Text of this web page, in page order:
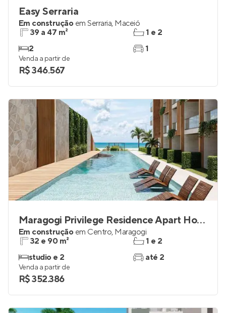
Easy Serraria
Em construção em Serraria, Maceió
39 a 47 m²
2
1 e 2
1
Venda a partir de
R$ 346.567
Maragogi Privilege Residence Apart Hotel
Em construção em Centro, Maragogi
32 e 90 m²
studio e 2
1 e 2
até 2
Venda a partir de
R$ 352.386